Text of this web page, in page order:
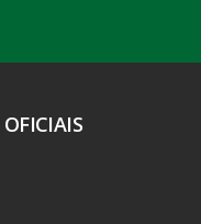
OFICIAIS